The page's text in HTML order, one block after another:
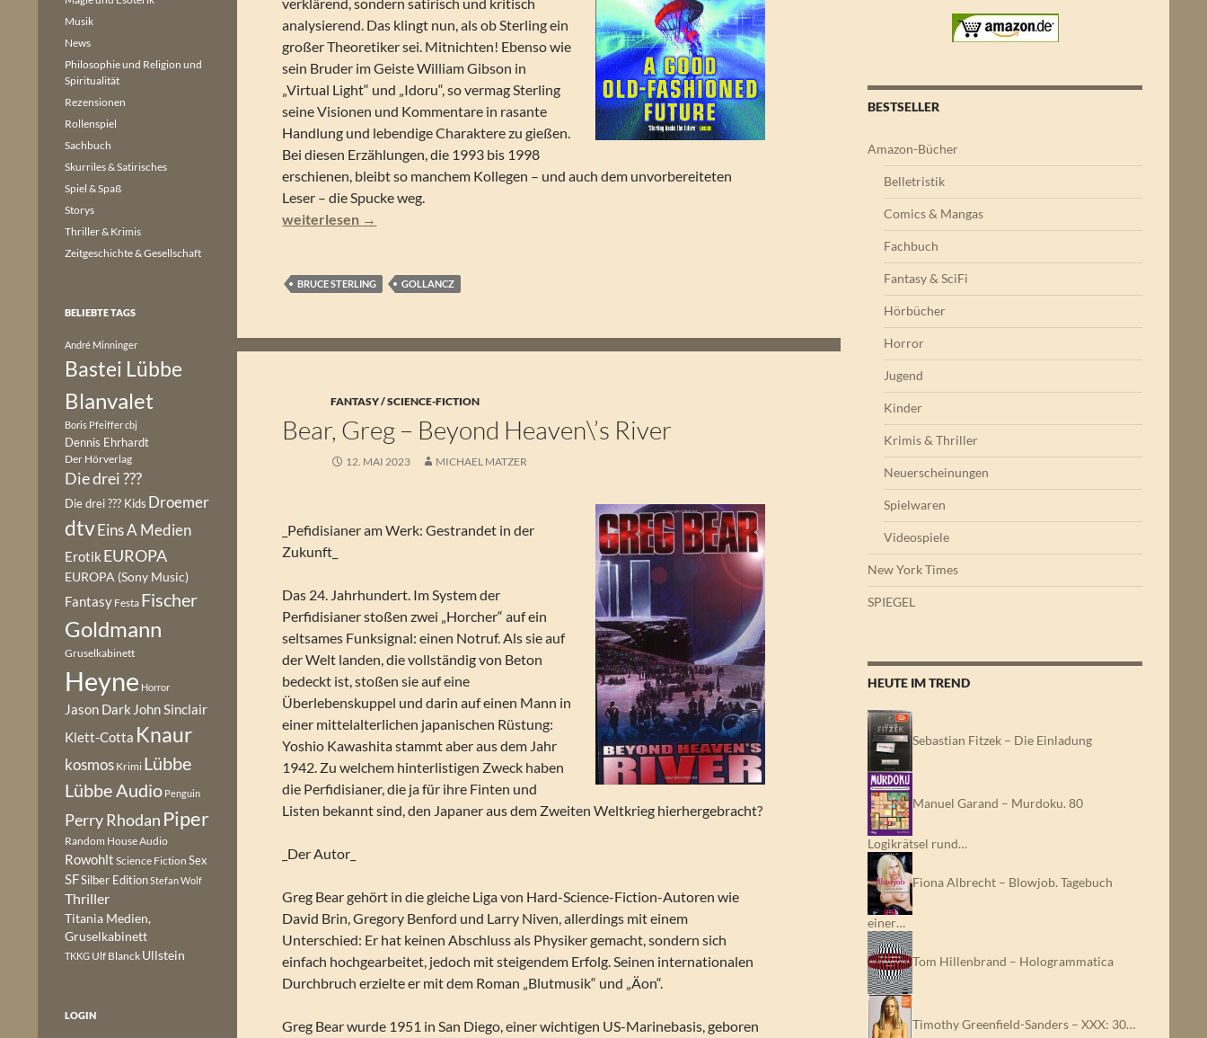
analysierend. Das klingt nun, als ob Sterling ein
großer Theoretiker sei. Mitnichten! Ebenso wie
sein Bruder im Geiste William Gibson in
„Virtual Light“ und „Idoru“, so vermag Sterling
seine Visionen und Kommentare in rasante
Handlung und lebendige Charaktere zu gießen.
Bei diesen Erzählungen, die 1993 bis 1998
erschienen, bleibt so manchem Kollegen – und auch dem unvorbereiteten
Leser – die Spucke weg.
Bruce Sterling – A Good Old-fashioned Future. Erzählungen
weiterlesen →
BRUCE STERLING GOLLANCZ
FANTASY / SCIENCE-FICTION
Bear, Greg – Beyond Heaven\’s River
12. MAI 2023 MICHAEL MATZER
_Pefidisianer am Werk: Gestrandet in der
Zukunft_
Das 24. Jahrhundert. Im System der
Perfidisianer stoßen zwei „Horcher“ auf ein
seltsames Funksignal: einen Notruf. Als sie auf
der Welt landen, die vollständig von Beton
bedeckt ist, stoßen sie auf eine
Überlebenskuppel und darin auf einen Mann in
einer mittelalterlichen japanischen Rüstung:
Yoshio Kawashita stammt aber aus dem Jahr
1942. Zu welchem hinterlistigen Zweck haben
die Perfidisianer, die ja für ihre Finten und
Listen bekannt sind, den Japaner aus dem Zweiten Weltkrieg hierhergebracht?
_Der Autor_
Greg Bear gehört in die gleiche Liga von Hard-Science-Fiction-Autoren wie
David Brin, Gregory Benford und Larry Niven, allerdings mit einem
Unterschied: Er hat keinen Abschluss als Physiker gemacht, sondern sich
einfach hochgearbeitet, jedoch mit steigendem Erfolg. Seinen internationalen
Durchbruch erzielte er mit dem Roman „Blutmusik“ und „Äon“.
Greg Bear wurde 1951 in San Diego, einer wichtigen US-Marinebasis, geboren
BESTSELLER
Amazon-Bücher
Belletristik
Comics & Mangas
Fachbuch
Fantasy & SciFi
Hörbücher
Horror
Jugend
Kinder
Krimis & Thriller
Neuerscheinungen
Spielwaren
Videospiele
New York Times
SPIEGEL
HEUTE IM TREND
Sebastian Fitzek – Die Einladung
Manuel Garand – Murdoku. 80
Logikrätsel rund…
Fiona Albrecht – Blowjob. Tagebuch
einer…
Tom Hillenbrand – Hologrammatica
Timothy Greenfield-Sanders – XXX: 30…
Musik
News
Philosophie und Religion und
Spiritualität
Rezensionen
Rollenspiel
Sachbuch
Skurriles & Satirisches
Spiel & Spaß
Storys
Thriller & Krimis
Zeitgeschichte & Gesellschaft
BELIEBTE TAGS
André Minninger
Bastei Lübbe
Blanvalet
Boris Pfeiffercbj
Dennis Ehrhardt
Der Hörverlag
Die drei ???
Die drei ??? Kids Droemer
dtvEins A Medien
Erotik EUROPA
EUROPA (Sony Music)
Fantasy Festa Fischer
Goldmann
Gruselkabinett
Heyne Horror
Jason Dark John Sinclair
Klett-Cotta Knaur
kosmos Krimi Lübbe
Lübbe Audio Penguin
Perry Rhodan Piper
Random House Audio
Rowohlt Science Fiction Sex
SFSilber EditionStefan Wolf
Thriller
Titania Medien,
Gruselkabinett
TKKG Ulf Blanck Ullstein
LOGIN